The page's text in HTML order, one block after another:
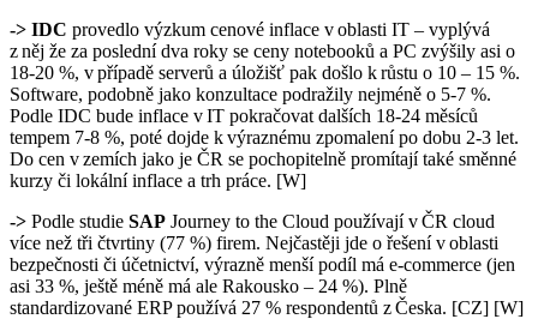
-> IDC provedlo výzkum cenové inflace v oblasti IT – vyplývá
z něj že za poslední dva roky se ceny notebooků a PC zvýšily asi o
18-20 %, v případě serverů a úložišť pak došlo k růstu o 10 – 15 %.
Software, podobně jako konzultace podražily nejméně o 5-7 %.
Podle IDC bude inflace v IT pokračovat dalších 18-24 měsíců
tempem 7-8 %, poté dojde k výraznému zpomalení po dobu 2-3 let.
Do cen v zemích jako je ČR se pochopitelně promítají také směnné
kurzy či lokální inflace a trh práce. [W]
-> Podle studie SAP Journey to the Cloud používají v ČR cloud
více než tři čtvrtiny (77 %) firem. Nejčastěji jde o řešení v oblasti
bezpečnosti či účetnictví, výrazně menší podíl má e-commerce (jen
asi 33 %, ještě méně má ale Rakousko – 24 %). Plně
standardizované ERP používá 27 % respondentů z Česka. [CZ] [W]